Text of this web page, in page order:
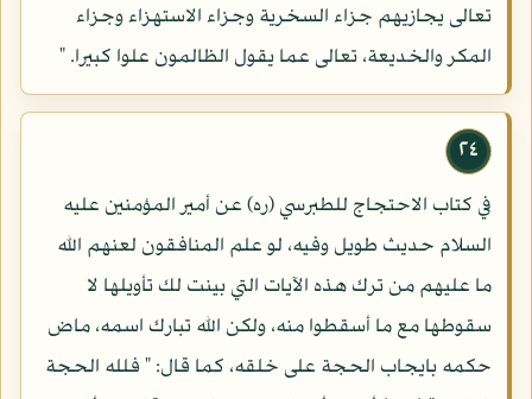
تعالى يجازيهم جزاء السخرية وجزاء الاستهزاء وجزاء
المكر والخديعة، تعالى عما يقول الظالمون علوا كبيرا. "
٢٤
في كتاب الاحتجاج للطبرسي (ره) عن أمير المؤمنين عليه
السلام حديث طويل وفيه، لو علم المنافقون لعنهم الله
ما عليهم من ترك هذه الآيات التي بينت لك تأويلها لا
سقوطها مع ما أسقطوا منه، ولكن الله تبارك اسمه، ماض
حكمه بايجاب الحجة على خلقه، كما قال: " فلله الحجة